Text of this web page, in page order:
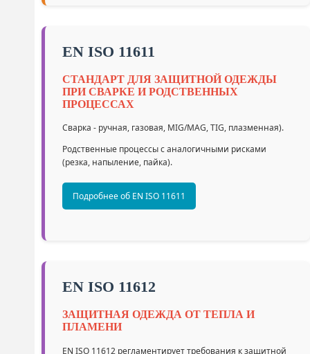
EN ISO 11611
СТАНДАРТ ДЛЯ ЗАЩИТНОЙ ОДЕЖДЫ
ПРИ СВАРКЕ И РОДСТВЕННЫХ
ПРОЦЕССАХ
Сварка - ручная, газовая, MIG/MAG, TIG, плазменная).
Родственные процессы с аналогичными рисками
(резка, напыление, пайка).
Подробнее об EN ISO 11611
EN ISO 11612
ЗАЩИТНАЯ ОДЕЖДА ОТ ТЕПЛА И
ПЛАМЕНИ
EN ISO 11612 регламентирует требования к защитной